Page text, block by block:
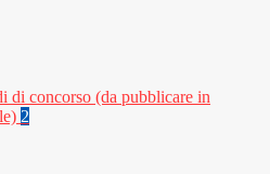
di concorso (da pubblicare in
2